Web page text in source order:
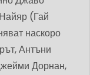
(Гай
наскоро
Антъни
Дорнан,